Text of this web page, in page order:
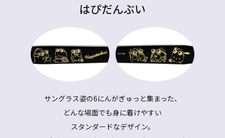
はぴだんぶい
サングラス姿の6にんがぎゅっと集まった、
どんな場面でも身に着けやすい
スタンダードなデザイン。